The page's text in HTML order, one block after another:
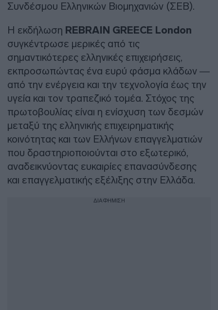
Συνδέσμου Ελληνικών Βιομηχανιών (ΣΕΒ).
Η εκδήλωση REBRAIN GREECE London
συγκέντρωσε μερικές από τις
σημαντικότερες ελληνικές επιχειρήσεις,
εκπροσωπώντας ένα ευρύ φάσμα κλάδων —
από την ενέργεια και την τεχνολογία έως την
υγεία και τον τραπεζικό τομέα. Στόχος της
πρωτοβουλίας είναι η ενίσχυση των δεσμών
μεταξύ της ελληνικής επιχειρηματικής
κοινότητας και των Ελλήνων επαγγελματιών
που δραστηριοποιούνται στο εξωτερικό,
αναδεικνύοντας ευκαιρίες επανασύνδεσης
και επαγγελματικής εξέλιξης στην Ελλάδα.
ΔΙΑΦΗΜΙΣΗ